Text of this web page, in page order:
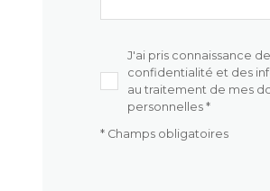
J'ai pris connaissance
confidentialité et des
au traitement de mes
personnelles *
* Champs obligatoires